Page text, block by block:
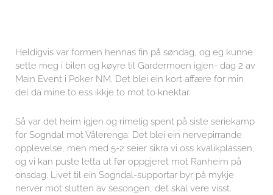
Heldigvis var formen hennas fin på søndag, og eg kunne
sette meg i bilen og køyre til Gardermoen igjen- dag 2 av
Main Event i Poker NM. Det blei ein kort affære for min
del da mine to ess ikkje to mot to knektar.
Så var det heim igjen og rimelig spent på siste seriekamp
for Sogndal mot Vålerenga. Det blei ein nervepirrande
opplevelse, men med 5-2 seier sikra vi oss kvalikplassen,
og vi kan puste letta ut før oppgjeret mot Ranheim på
onsdag. Livet til ein Sogndal-supportar byr på mykje
nerver mot slutten av sesongen, det skal vere visst.